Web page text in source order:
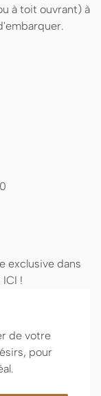
à toit ouvrant) à
exclusive dans
!
de votre
pour